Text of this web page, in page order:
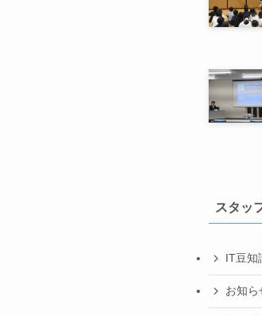
スタッ
IT豆知
お知ら